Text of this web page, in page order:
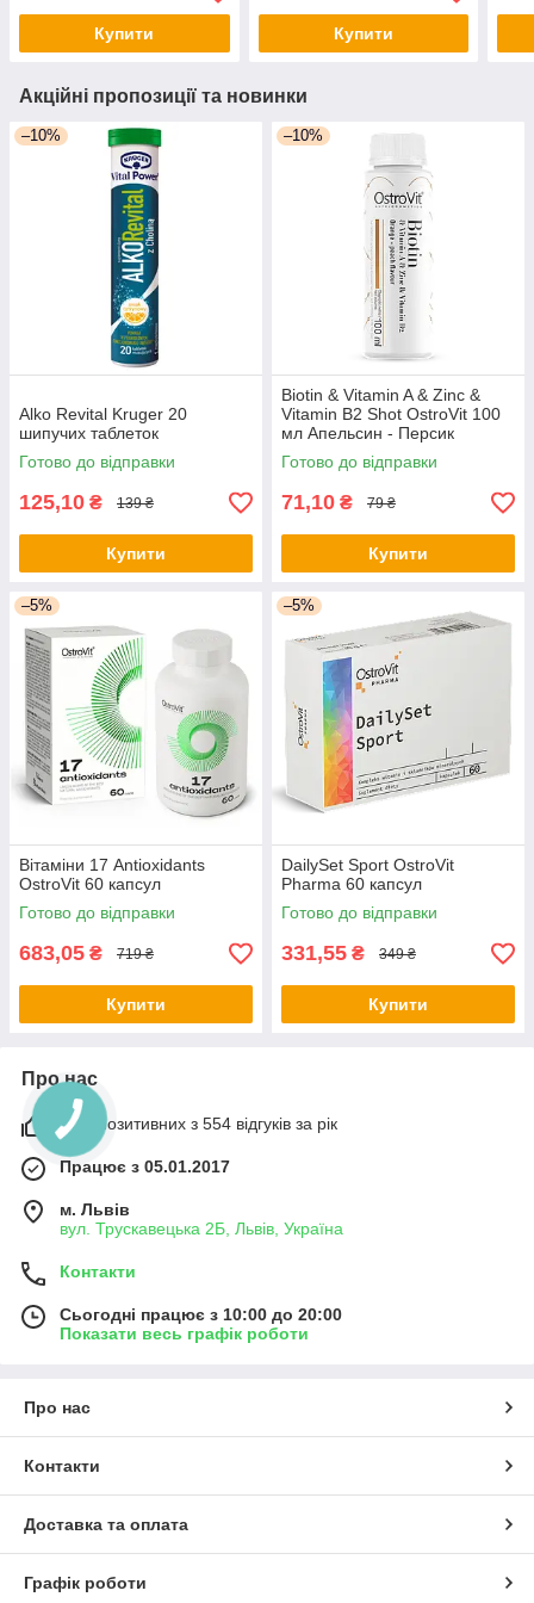
Купити Купити
Акційні пропозиції та новинки
–10%
Alko Revital Kruger 20
шипучих таблеток
Готово до відправки
125,10 ₴ 139 ₴
Купити
–10%
Biotin & Vitamin A & Zinc &
Vitamin B2 Shot OstroVit 100
мл Апельсин - Персик
Готово до відправки
71,10 ₴ 79 ₴
Купити
–5%
Вітаміни 17 Antioxidants
OstroVit 60 капсул
Готово до відправки
683,05 ₴ 719 ₴
Купити
–5%
DailySet Sport OstroVit
Pharma 60 капсул
Готово до відправки
331,55 ₴ 349 ₴
Купити
Про нас
99% позитивних з 554 відгуків за рік
Працює з 05.01.2017
м. Львів
вул. Трускавецька 2Б, Львів, Україна
Контакти
Сьогодні працює з 10:00 до 20:00
Показати весь графік роботи
Про нас
Контакти
Доставка та оплата
Графік роботи